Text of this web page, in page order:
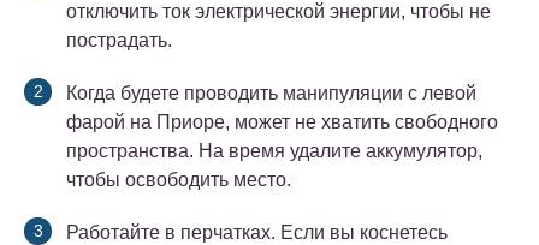
отключить ток электрической энергии, чтобы не
пострадать.
Когда будете проводить манипуляции с левой
фарой на Приоре, может не хватить свободного
пространства. На время удалите аккумулятор,
чтобы освободить место.
Работайте в перчатках. Если вы коснетесь